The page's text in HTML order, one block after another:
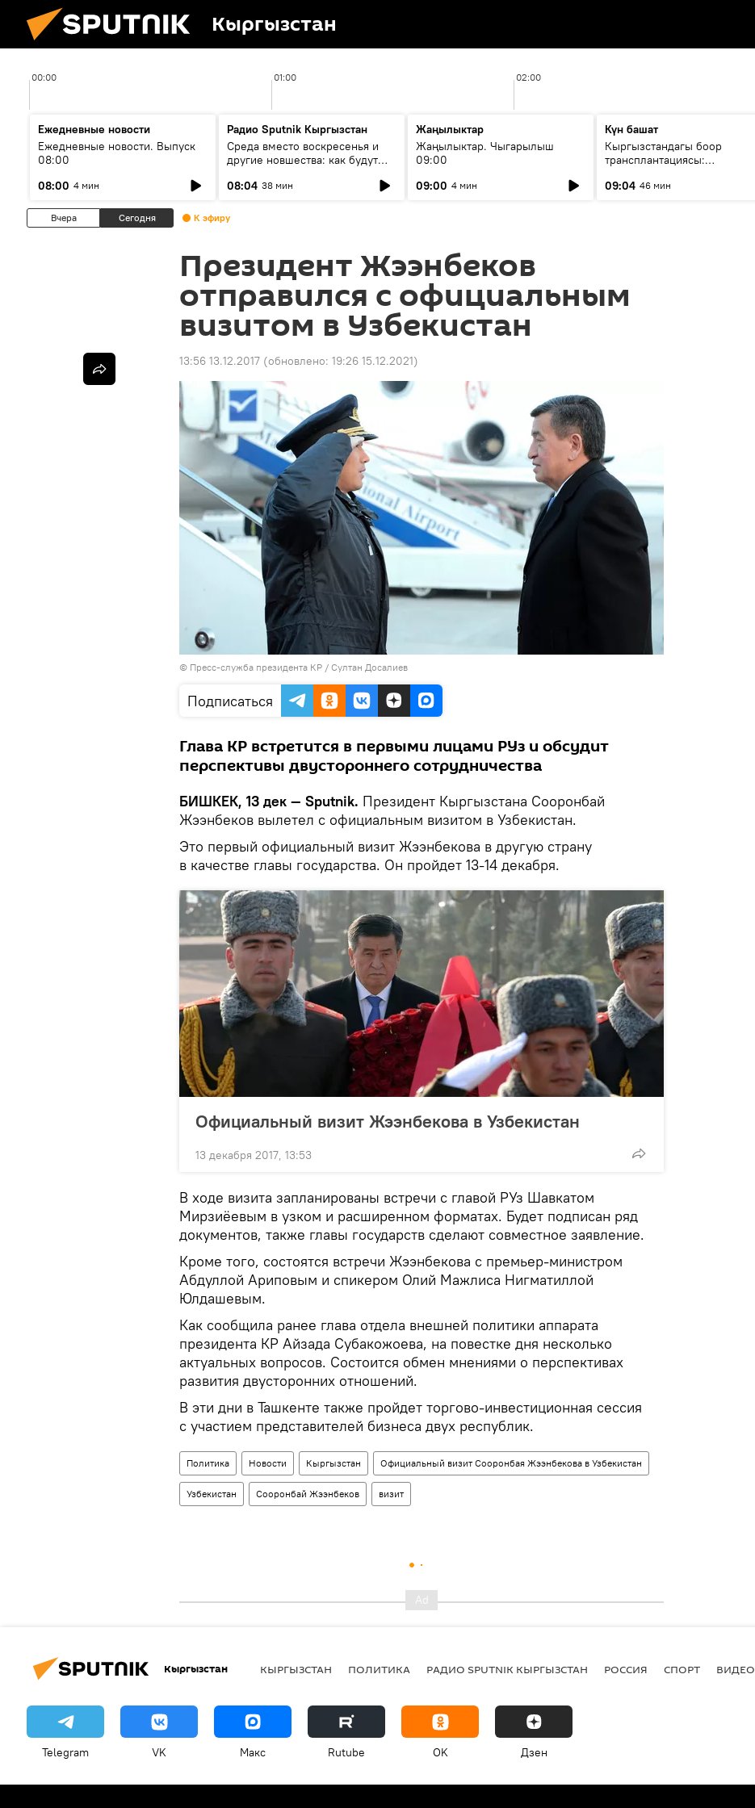
Кыргызстан
00:00 01:00 02:00
Ежедневные новости
Ежедневные новости. Выпуск
08:00
08:00 4 мин
Радио Sputnik Кыргызстан
Среда вместо воскресенья и
другие новшества: как будут
08:04 38 мин
Жаңылыктар
Жаңылыктар. Чыгарылыш
09:00
09:00 4 мин
Күн башат
Кыргызстандагы боор
трансплантациясы:
келечеги
09:04 46 мин
Вчера Сегодня К эфиру
Президент Жээнбеков
отправился с официальным
визитом в Узбекистан
13:56 13.12.2017 (обновлено: 19:26 15.12.2021)
© Пресс-служба президента КР / Султан Досалиев
Подписаться
Глава КР встретится в первыми лицами РУз и обсудит
перспективы двустороннего сотрудничества
БИШКЕК, 13 дек — Sputnik. Президент Кыргызстана Сооронбай
Жээнбеков вылетел с официальным визитом в Узбекистан.
Это первый официальный визит Жээнбекова в другую страну
в качестве главы государства. Он пройдет 13-14 декабря.
Официальный визит Жээнбекова в Узбекистан
13 декабря 2017, 13:53
В ходе визита запланированы встречи с главой РУз Шавкатом
Мирзиёевым в узком и расширенном форматах. Будет подписан ряд
документов, также главы государств сделают совместное заявление.
Кроме того, состоятся встречи Жээнбекова с премьер-министром
Абдуллой Ариповым и спикером Олий Мажлиса Нигматиллой
Юлдашевым.
Как сообщила ранее глава отдела внешней политики аппарата
президента КР Айзада Субакожоева, на повестке дня несколько
актуальных вопросов. Состоится обмен мнениями о перспективах
развития двусторонних отношений.
В эти дни в Ташкенте также пройдет торгово-инвестиционная сессия
с участием представителей бизнеса двух республик.
Политика Новости Кыргызстан Официальный визит Сооронбая Жээнбекова в Узбекистан
Узбекистан Сооронбай Жээнбеков визит
Кыргызстан КЫРГЫЗСТАН ПОЛИТИКА РАДИО SPUTNIK КЫРГЫЗСТАН РОССИЯ СПОРТ ВИДЕО
Telegram VK Макс Rutube OK Дзен